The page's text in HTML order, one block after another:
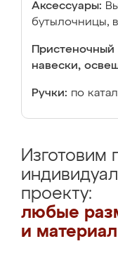
Аксессуары:
бутылочницы,
Пристеночный
навески,
Ручки: по
Изготовим
проекту:
любые
и